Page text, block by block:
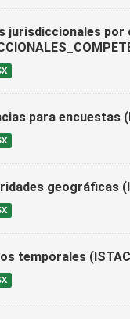
jurisdiccionales por
para encuestas
geográficas
temporales